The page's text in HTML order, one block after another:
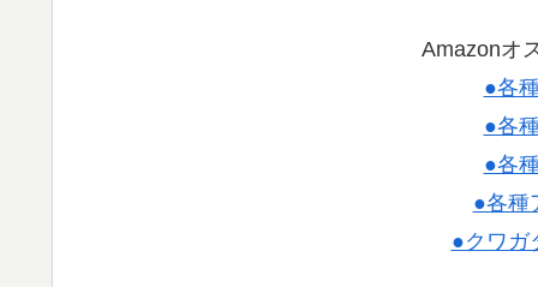
Amazonオ
●各
●各
●各
●各種
●クワガ